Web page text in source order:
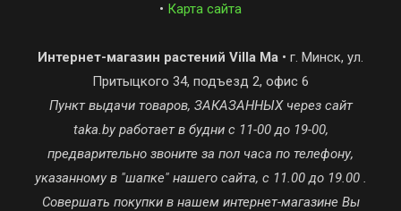
• Карта сайта
Интернет-магазин растений Villa Ma • г. Минск, ул.
Притыцкого 34, подъезд 2, офис 6
Пункт выдачи товаров, ЗАКАЗАННЫХ через сайт
taka.by работает в будни с 11-00 до 19-00,
предварительно звоните за пол часа по телефону,
указанному в "шапке" нашего сайта, с 11.00 до 19.00 .
Совершать покупки в нашем интернет-магазине Вы